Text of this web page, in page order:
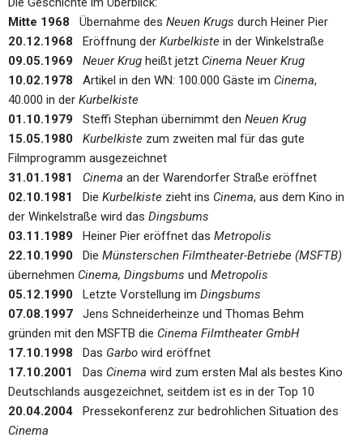
Mitte 1968 Übernahme des Neuen Krugs durch Heiner Pier
20.12.1968 Eröffnung der Kurbelkiste in der Winkelstraße
09.05.1969 Neuer Krug heißt jetzt Cinema Neuer Krug
10.02.1978 Artikel in den WN: 100.000 Gäste im Cinema,
40.000 in der Kurbelkiste
01.10.1979 Steffi Stephan übernimmt den Neuen Krug
15.05.1980 Kurbelkiste zum zweiten mal für das gute
Filmprogramm ausgezeichnet
31.01.1981 Cinema an der Warendorfer Straße eröffnet
02.10.1981 Die Kurbelkiste zieht ins Cinema, aus dem Kino in
der Winkelstraße wird das Dingsbums
03.11.1989 Heiner Pier eröffnet das Metropolis
22.10.1990 Die Münsterschen Filmtheater-Betriebe (MSFTB)
übernehmen Cinema, Dingsbums und Metropolis
05.12.1990 Letzte Vorstellung im Dingsbums
07.08.1997 Jens Schneiderheinze und Thomas Behm
gründen mit den MSFTB die Cinema Filmtheater GmbH
17.10.1998 Das Garbo wird eröffnet
17.10.2001 Das Cinema wird zum ersten Mal als bestes Kino
Deutschlands ausgezeichnet, seitdem ist es in der Top 10
20.04.2004 Pressekonferenz zur bedrohlichen Situation des
Cinema